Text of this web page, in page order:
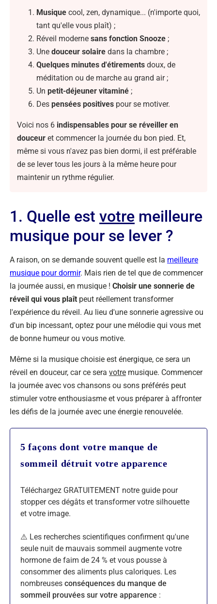
Musique cool, zen, dynamique... (n'importe quoi,
tant qu'elle vous plaît) ;
Réveil moderne sans fonction Snooze ;
Une douceur solaire dans la chambre ;
Quelques minutes d'étirements doux, de
méditation ou de marche au grand air ;
Un petit-déjeuner vitaminé ;
Des pensées positives pour se motiver.
Voici nos 6 indispensables pour se réveiller en
douceur et commencer la journée du bon pied. Et,
même si vous n'avez pas bien dormi, il est préférable
de se lever tous les jours à la même heure pour
maintenir un rythme régulier.
1. Quelle est votre meilleure
musique pour se lever ?
A raison, on se demande souvent quelle est la meilleure
musique pour dormir. Mais rien de tel que de commencer
la journée aussi, en musique ! Choisir une sonnerie de
réveil qui vous plaît peut réellement transformer
l'expérience du réveil. Au lieu d'une sonnerie agressive ou
d'un bip incessant, optez pour une mélodie qui vous met
de bonne humeur ou vous motive.
Même si la musique choisie est énergique, ce sera un
réveil en douceur, car ce sera votre musique. Commencer
la journée avec vos chansons ou sons préférés peut
stimuler votre enthousiasme et vous préparer à affronter
les défis de la journée avec une énergie renouvelée.
5 façons dont votre manque de
sommeil détruit votre apparence
Téléchargez GRATUITEMENT notre guide pour
stopper ces dégâts et transformer votre silhouette
et votre image.
⚠️ Les recherches scientifiques confirment qu'une
seule nuit de mauvais sommeil augmente votre
hormone de faim de 24 % et vous pousse à
consommer des aliments plus caloriques. Les
nombreuses conséquences du manque de
sommeil prouvées sur votre apparence :